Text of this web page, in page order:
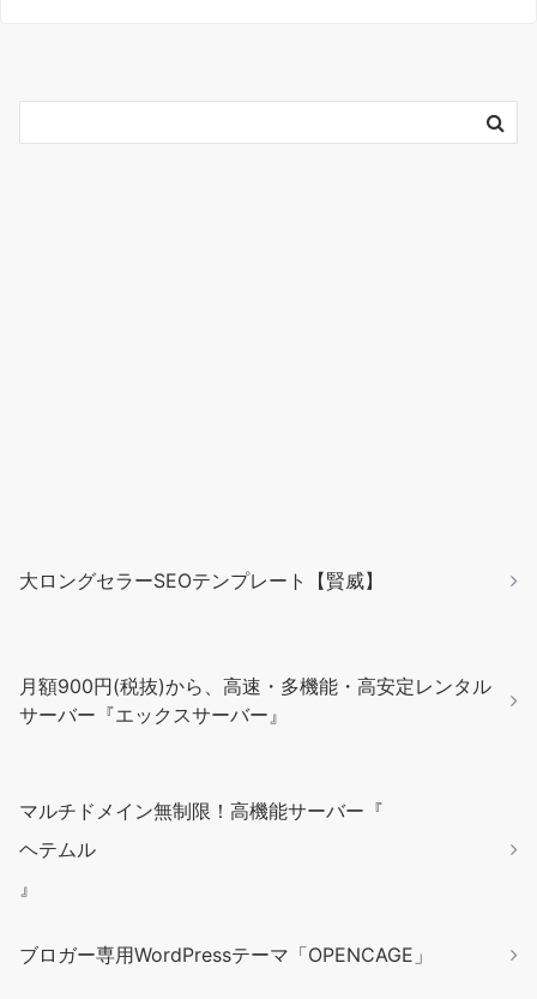
大ロングセラーSEOテンプレート【賢威】
月額900円(税抜)から、高速・多機能・高安定レンタル
サーバー『エックスサーバー』
マルチドメイン無制限！高機能サーバー『
ヘテムル
』
ブロガー専用WordPressテーマ「OPENCAGE」